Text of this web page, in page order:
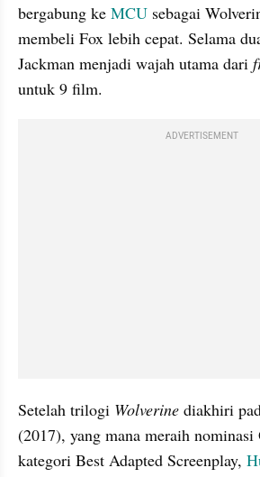
bergabung ke MCU sebagai
membeli Fox lebih cepat. Selama
Jackman menjadi wajah utama dari
untuk 9 film.
ADVERTISEMENT
Setelah trilogi Wolverine diakhiri
(2017), yang mana meraih nominasi
kategori Best Adapted Screenplay,